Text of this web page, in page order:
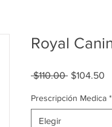
Royal
$110.00 Precio
$104.50
Prescripción Medica *
Elegir